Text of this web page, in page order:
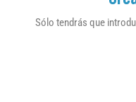
Sólo tendrás que